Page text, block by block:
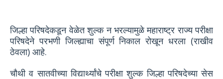
जिल्हा परिषदेकडून वेळेत शुल्क न भरल्यामुळे महाराष्ट्र राज्य परीक्षा
परिषदेने परभणी जिल्ह्याचा संपूर्ण निकाल रोखून धरला (राखीव
ठेवला) आहे.
चौथी व सातवीच्या विद्यार्थ्यांचे परीक्षा शुल्क जिल्हा परिषदेच्या सेस